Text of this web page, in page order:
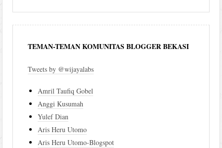
TEMAN-TEMAN KOMUNITAS BLOGGER BEKASI
Tweets by @wijayalabs
Amril Taufiq Gobel
Anggi Kusumah
Yulef Dian
Aris Heru Utomo
Aris Heru Utomo-Blogspot